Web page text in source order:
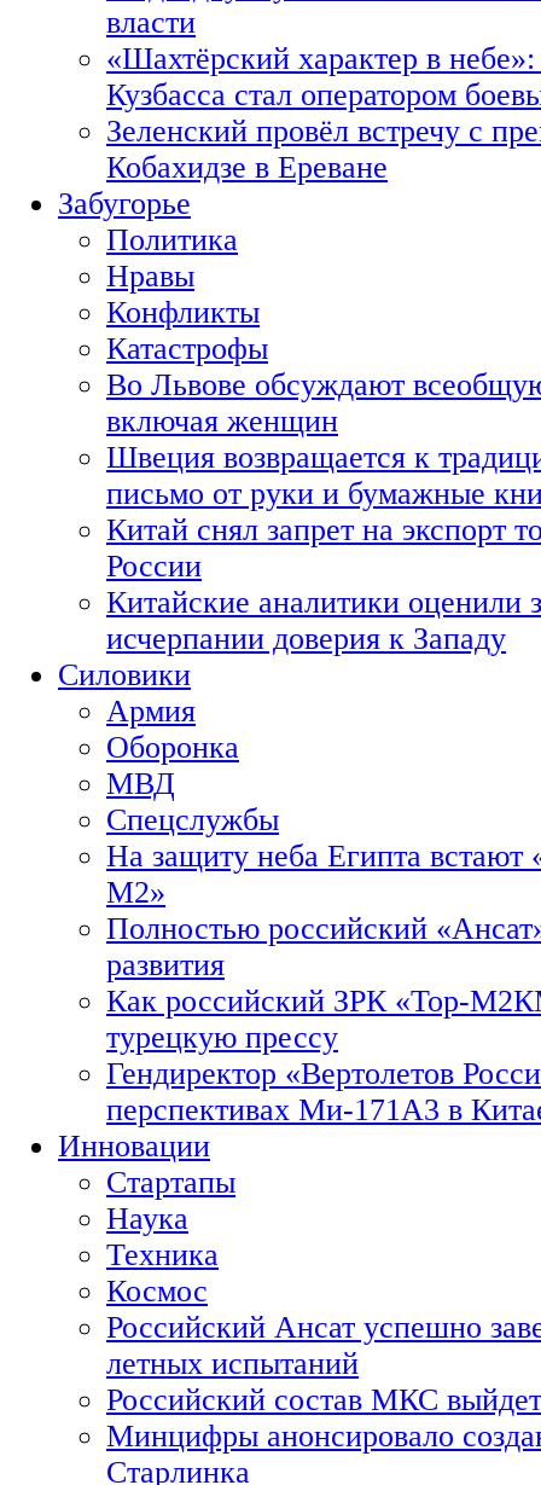
власти
«Шахтёрский характер в
Кузбасса стал оператором
Зеленский провёл встречу с
Кобахидзе в Ереване
Забугорье
Политика
Нравы
Конфликты
Катастрофы
Во Львове обсуждают
включая женщин
Швеция возвращается к
письмо от руки и бумажные
Китай снял запрет на экспорт
России
Китайские аналитики оценили
исчерпании доверия к Западу
Силовики
Армия
Оборонка
МВД
Спецслужбы
На защиту неба Египта встают
М2»
Полностью российский
развития
Как российский ЗРК «Тор-
турецкую прессу
Гендиректор «Вертолетов
перспективах Ми-171А3 в
Инновации
Стартапы
Наука
Техника
Космос
Российский Ансат успешно
летных испытаний
Российский состав МКС
Минцифры анонсировало
Старлинка